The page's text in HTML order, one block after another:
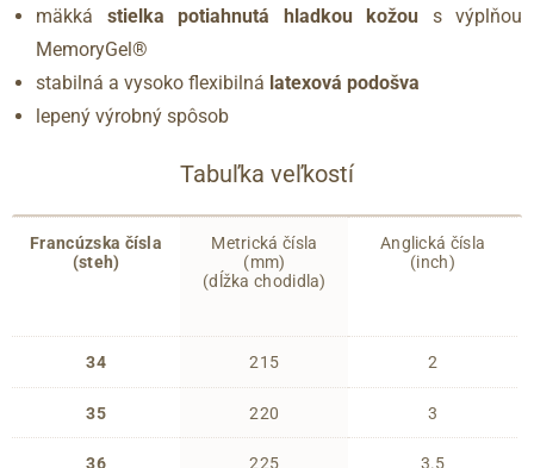
mäkká stielka potiahnutá hladkou kožou s výplňou
MemoryGel®
stabilná a vysoko flexibilná latexová podošva
lepený výrobný spôsob
Tabuľka veľkostí
Francúzska čísla
(steh)
34
35
36
Metrická čísla
(mm)
(dĺžka chodidla)
215
220
225
Anglická čísla
(inch)
2
3
3.5